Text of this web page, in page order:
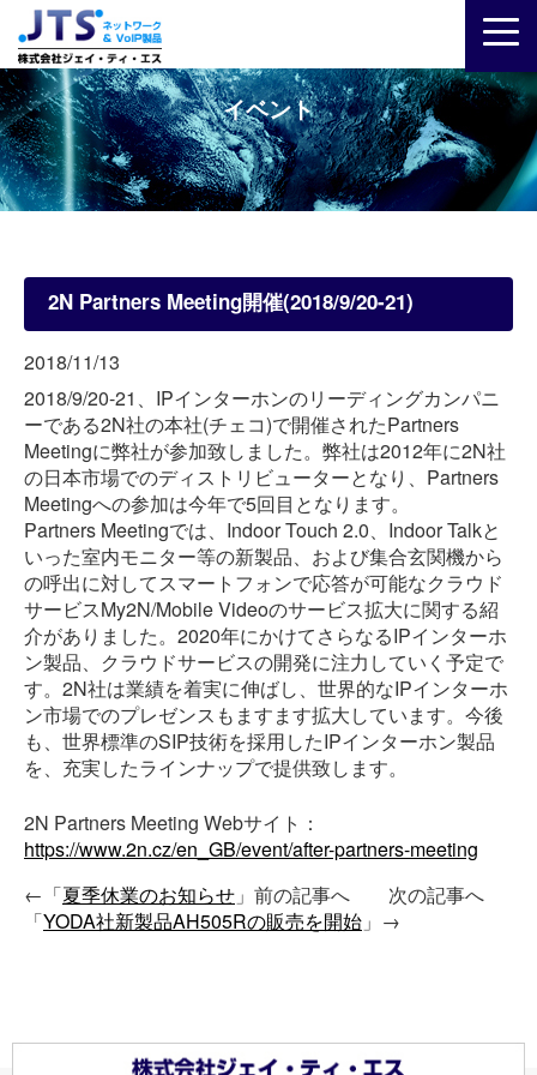
イベント
2N Partners Meeting開催(2018/9/20-21)
2018/11/13
2018/9/20-21、IPインターホンのリーディングカンパニ
ーである2N社の本社(チェコ)で開催されたPartners
Meetingに弊社が参加致しました。弊社は2012年に2N社
の日本市場でのディストリビューターとなり、Partners
Meetingへの参加は今年で5回目となります。
Partners Meetingでは、Indoor Touch 2.0、Indoor Talkと
いった室内モニター等の新製品、および集合玄関機から
の呼出に対してスマートフォンで応答が可能なクラウド
サービスMy2N/Mobile Videoのサービス拡大に関する紹
介がありました。2020年にかけてさらなるIPインターホ
ン製品、クラウドサービスの開発に注力していく予定で
す。2N社は業績を着実に伸ばし、世界的なIPインターホ
ン市場でのプレゼンスもますます拡大しています。今後
も、世界標準のSIP技術を採用したIPインターホン製品
を、充実したラインナップで提供致します。
2N Partners Meeting Webサイト：
https://www.2n.cz/en_GB/event/after-partners-meeting
←「夏季休業のお知らせ 」前の記事へ 次の記事へ
「YODA社新製品AH505Rの販売を開始 」→